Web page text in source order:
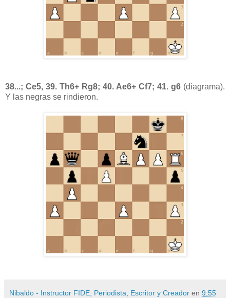
38...; Ce5, 39. Th6+ Rg8; 40. Ae6+ Cf7; 41. g6 (diagrama).
Y las negras se rindieron.
Nibaldo - Instructor FIDE, Periodista, Escritor y Creador en 9:55